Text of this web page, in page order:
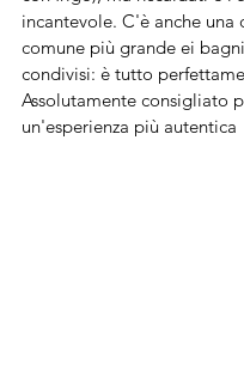
incantevole. C'è anche una
comune più grande ei
condivisi: è tutto
Assolutamente consigliato
un'esperienza più autentica